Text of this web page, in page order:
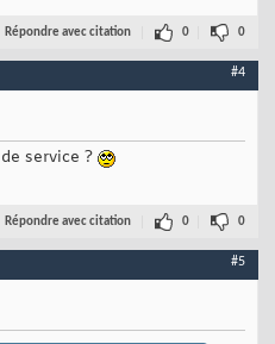
Répondre avec citation 0 0
#4
service ?
Répondre avec citation 0 0
#5